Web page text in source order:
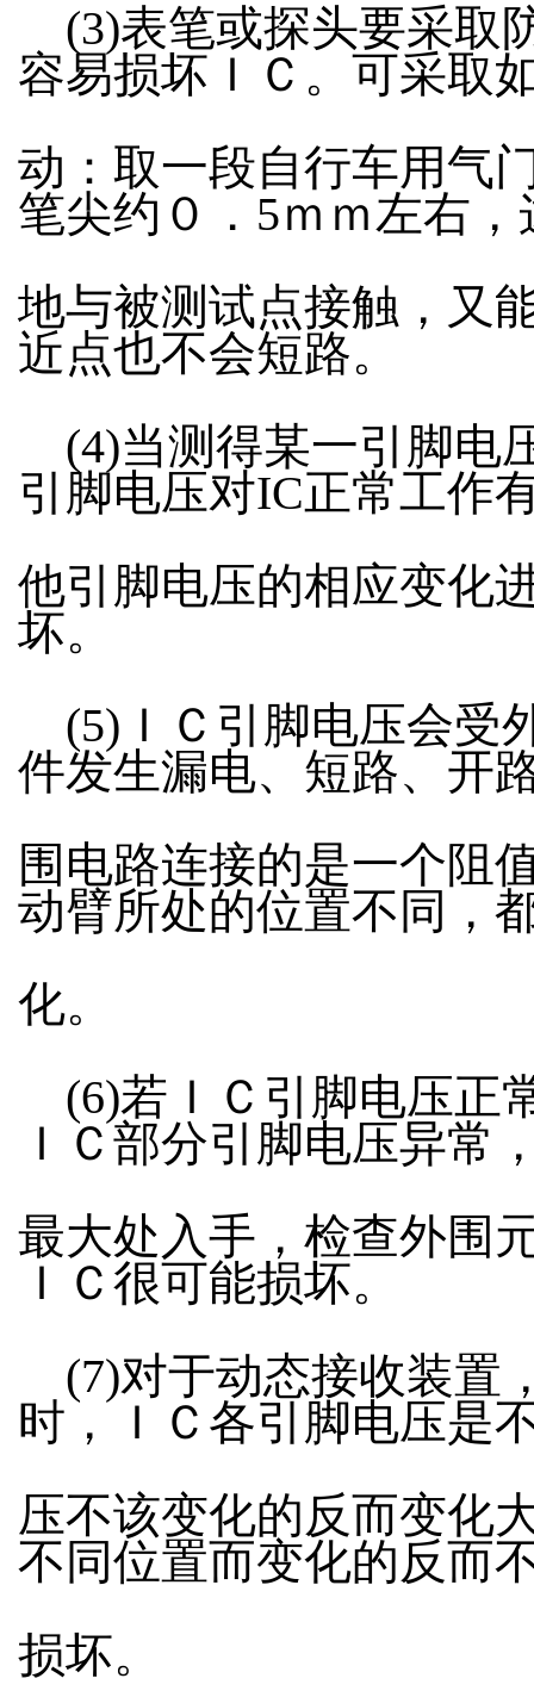
(3)表笔或探头要采取
容易损坏ＩＣ。可采取
动：取一段自行车用气
笔尖约０．5ｍｍ左右
地与被测试点接触，又
近点也不会短路。
(4)当测得某一引脚电
引脚电压对IC正常工作
他引脚电压的相应变化
坏。
(5)ＩＣ引脚电压会受
件发生漏电、短路、开
围电路连接的是一个阻
动臂所处的位置不同，
化。
(6)若ＩＣ引脚电压正
ＩＣ部分引脚电压异常
最大处入手，检查外围
ＩＣ很可能损坏。
(7)对于动态接收装置
时，ＩＣ各引脚电压是
压不该变化的反而变化
不同位置而变化的反而
损坏。